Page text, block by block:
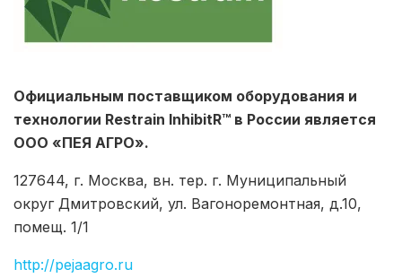
Официальным поставщиком оборудования и
технологии Restrain InhibitR™ в России является
ООО «ПЕЯ АГРО».
127644, г. Москва, вн. тер. г. Муниципальный
округ Дмитровский, ул. Вагоноремонтная, д.10,
помещ. 1/1
http://pejaagro.ru